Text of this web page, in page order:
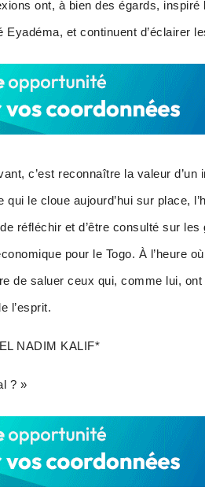
ont, à bien des égards,
et continuent d’éclairer
c’est reconnaître la valeur d’un
le cloue aujourd’hui sur place,
réfléchir et d’être consulté sur les
pour le Togo. À l’heure
de saluer ceux qui, comme lui,
l’esprit.
NADIM KALIF*
? »